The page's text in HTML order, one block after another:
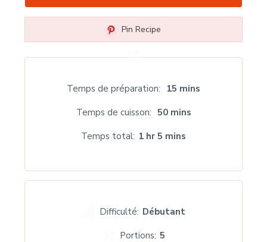
Pin Recipe
Temps de préparation
15 mins
Temps de cuisson
50 mins
Temps total 1 hr 5 mins
Difficulté: Débutant
Portions: 5